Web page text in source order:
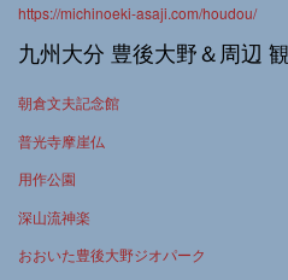
https://michinoeki-asaji.com/houdou/
九州大分 豊後大野＆周辺
朝倉文夫記念館
普光寺摩崖仏
用作公園
深山流神楽
おおいた豊後大野ジオパーク